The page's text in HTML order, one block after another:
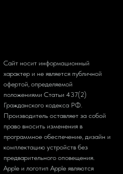
Сайт носит информационный
характер и не является публичной
офертой, определяемой
положениями Статьи 437(2)
Гражданского кодекса РФ.
Производитель оставляет за собой
право вносить изменения в
программное обеспечение, дизайн и
комплектацию устройств без
предварительного оповещения.
Apple и логотип Apple являются